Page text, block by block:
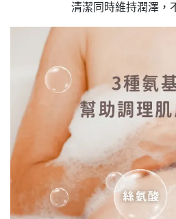
清潔同時維持潤澤，